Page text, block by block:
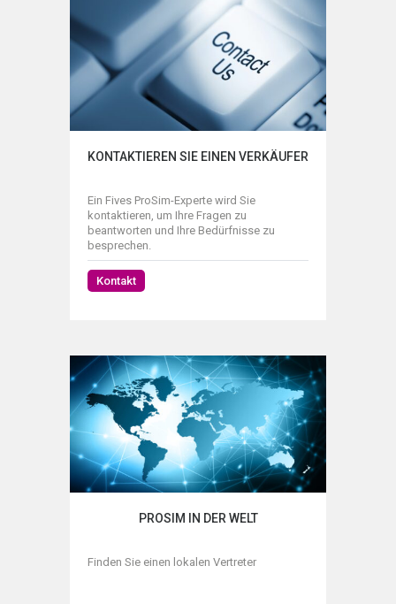
KONTAKTIEREN SIE EINEN VERKÄUFER
Ein Fives ProSim-Experte wird Sie
kontaktieren, um Ihre Fragen zu
beantworten und Ihre Bedürfnisse zu
besprechen.
Kontakt
PROSIM IN DER WELT
Finden Sie einen lokalen Vertreter